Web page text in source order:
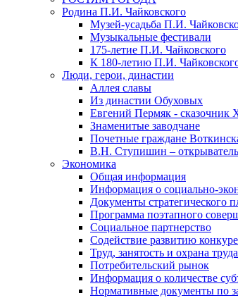
Родина П.И. Чайковского
Музей-усадьба П.И.
Музыкальные фестивали
175-летие П.И. Чайковского
К 180-летию П.И.
Люди, герои, династии
Аллея славы
Из династии Обуховых
Евгений Пермяк - сказочник
Знаменитые заводчане
Почетные граждане
В.Н. Ступишин – открыватель
Экономика
Общая информация
Информация о социально-
Документы стратегического
Программа поэтапного
Социальное партнерство
Содействие развитию
Труд, занятость и охрана труда
Потребительский рынок
Информация о количестве
Нормативные документы по